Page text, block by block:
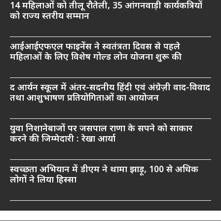
14 महिलाओं को तीलू रौतेली, 35 आंगनवाड़ी कार्यकत्रियों
को राज्य स्तरीय सम्मान
आईआईएफएल फाइनेंस ने स्वतंत्रता दिवस से पहले
महिलाओं के लिए विशेष गोल्ड लोन योजना शुरू की
द आर्यन स्कूल में अंतर-सदनीय हिंदी एवं अंग्रेज़ी वाद-विवाद
तथा आशुभाषण प्रतियोगिताओं का आयोजन
युवा निशानेबाजों पर जसपाल राणा के सपने को साकार
करने की जिम्मेदारी : रेखा आर्या
स्वच्छता अभियान में डीएम ने थामा झाड़ू, 100 से अधिक
लोगों ने लिया हिस्सा